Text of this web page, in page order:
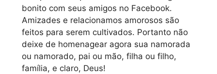
bonito com seus amigos no Facebook.
Amizades e relacionamos amorosos são
feitos para serem cultivados. Portanto não
deixe de homenagear agora sua namorada
ou namorado, pai ou mão, filha ou filho,
família, e claro, Deus!